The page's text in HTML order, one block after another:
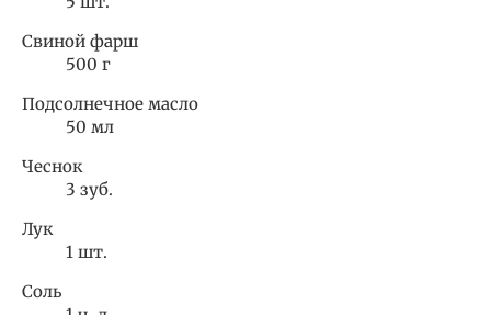
Свиной фарш
500 г
Подсолнечное масло
50 мл
Чеснок
3 зуб.
Лук
1 шт.
Соль